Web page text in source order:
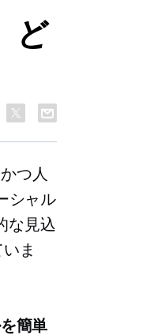
ど
つ人
シャル
な見込
ま
簡単